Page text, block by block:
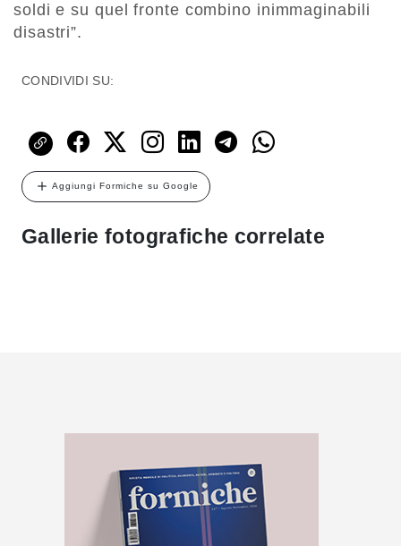
soldi e su quel fronte combino inimmaginabili
disastri”.
CONDIVIDI SU:
Aggiungi Formiche su Google
Gallerie fotografiche correlate